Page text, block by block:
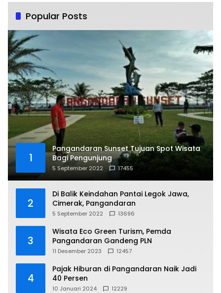
Popular Posts
1
Pangandaran Sunset Tujuan Spot Wisata
Bagi Pengunjung
5 September 2022 17455
2
Di Balik Keindahan Pantai Legok Jawa,
Cimerak, Pangandaran
5 September 2022 13696
3
Wisata Eco Green Turism, Pemda
Pangandaran Gandeng PLN
11 Desember 2023 12457
4
Pajak Hiburan di Pangandaran Naik Jadi
40 Persen
10 Januari 2024 12229